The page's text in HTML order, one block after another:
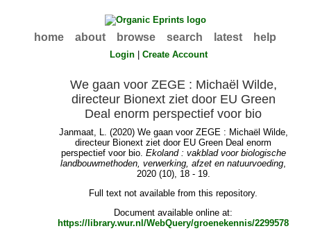
home about browse search latest help
Login |Create Account
We gaan voor ZEGE : Michaël Wilde,
directeur Bionext ziet door EU Green
Deal enorm perspectief voor bio
Janmaat, L. (2020) We gaan voor ZEGE : Michaël Wilde,
directeur Bionext ziet door EU Green Deal enorm
perspectief voor bio. Ekoland : vakblad voor biologische
landbouwmethoden, verwerking, afzet en natuurvoeding,
2020 (10), 18 - 19.
Full text not available from this repository.
Document available online at:
https://library.wur.nl/WebQuery/groenekennis/2299578